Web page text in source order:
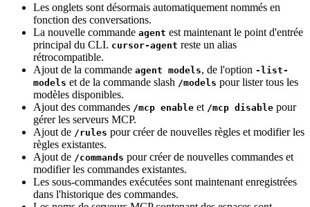
Les onglets sont désormais automatiquement nommés en
fonction des conversations.
La nouvelle commande agent est maintenant le point d'entrée
principal du CLI. cursor-agent reste un alias
rétrocompatible.
Ajout de la commande agent models, de l'option -list-
models et de la commande slash /models pour lister tous les
modèles disponibles.
Ajout des commandes /mcp enable et /mcp disable pour
gérer les serveurs MCP.
Ajout de /rules pour créer de nouvelles règles et modifier les
règles existantes.
Ajout de /commands pour créer de nouvelles commandes et
modifier les commandes existantes.
Les sous-commandes exécutées sont maintenant enregistrées
dans l'historique des commandes.